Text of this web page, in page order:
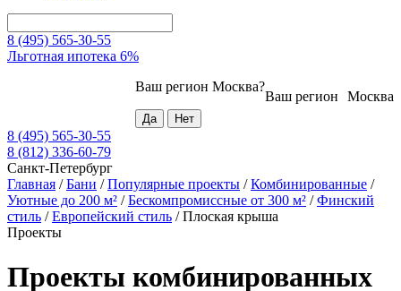
8 (495) 565-30-55
Льготная ипотека 6%
Москва
Ваш регион
Ваш регион Москва?
8 (495) 565-30-55
8 (812) 336-60-79
Санкт-Петербург
Главная /Бани /Популярные проекты /Комбинированные /
Уютные до 200 м² /Бескомпромиссные от 300 м² /Финский
стиль /Европейский стиль /Плоская крыша
Проекты
Проекты комбинированных